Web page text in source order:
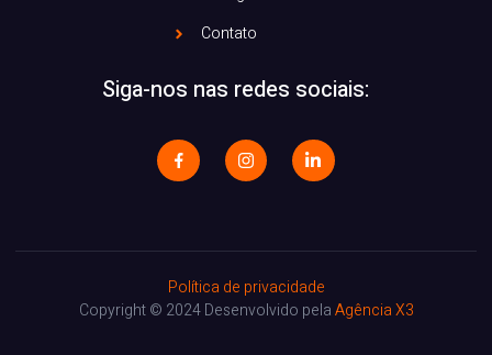
Contato
Siga-nos nas redes sociais:
Política de privacidade
Copyright © 2024 Desenvolvido pelaAgência X3